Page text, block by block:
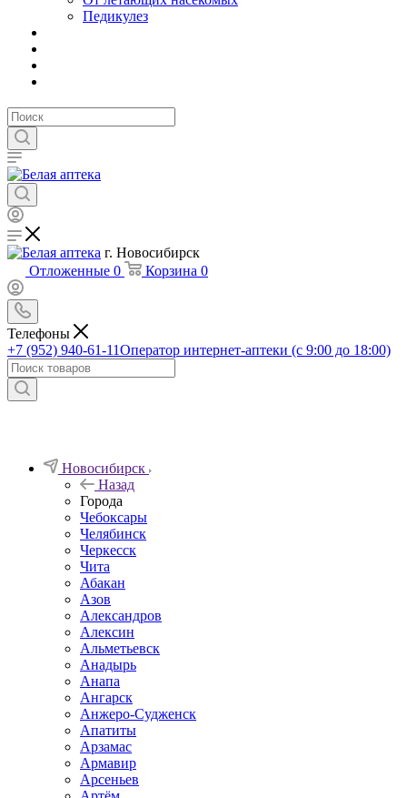
Педикулез
г. Новосибирск
Отложенные 0 Корзина 0
Телефоны
+7 (952) 940-61-11Оператор интернет-аптеки (с 9:00 до 18:00)
Новосибирск
Назад
Города
Чебоксары
Челябинск
Черкесск
Чита
Абакан
Азов
Александров
Алексин
Альметьевск
Анадырь
Анапа
Ангарск
Анжеро-Судженск
Апатиты
Арзамас
Армавир
Арсеньев